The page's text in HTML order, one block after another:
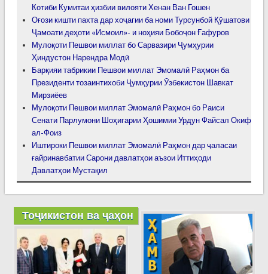
Котиби Кумитаи ҳизбии вилояти Хенан Ван Гошен
Оғози кишти пахта дар хоҷагии ба номи Турсунбой Қӯшатови
Ҷамоати деҳоти «Исмоил»- и ноҳияи Бобоҷон Ғафуров
Мулоқоти Пешвои миллат бо Сарвазири Ҷумҳурии
Ҳиндустон Нарендра Модӣ
Барқияи табрикии Пешвои миллат Эмомалӣ Раҳмон ба
Президенти тозаинтихоби Ҷумҳурии Ӯзбекистон Шавкат
Мирзиёев
Мулоқоти Пешвои миллат Эмомалӣ Раҳмон бо Раиси
Сенати Парлумони Шоҳигарии Ҳошимии Урдун Файсал Окиф
ал-Фоиз
Иштироки Пешвои миллат Эмомалӣ Раҳмон дар ҷаласаи
ғайринавбатии Сарони давлатҳои аъзои Иттиҳоди
Давлатҳои Мустақил
Тоҷикистон ва ҷаҳон